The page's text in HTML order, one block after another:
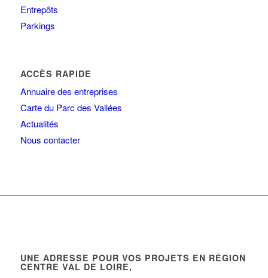
Entrepôts
Parkings
ACCÈS RAPIDE
Annuaire des entreprises
Carte du Parc des Vallées
Actualités
Nous contacter
UNE ADRESSE POUR VOS PROJETS EN RÉGION
CENTRE VAL DE LOIRE,